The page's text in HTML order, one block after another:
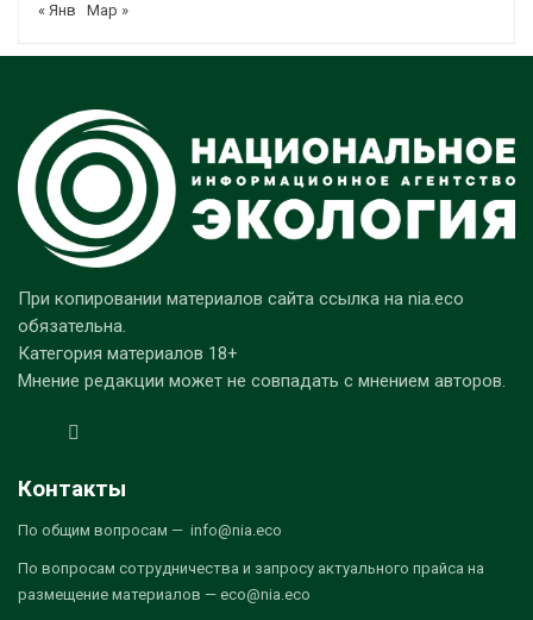
« Янв
Мар »
При копировании материалов сайта ссылка на nia.eco
обязательна.
Категория материалов 18+
Мнение редакции может не совпадать с мнением авторов.
Контакты
По общим вопросам — info@nia.eco
По вопросам сотрудничества и запросу актуального прайса на
размещение материалов — eco@nia.eco